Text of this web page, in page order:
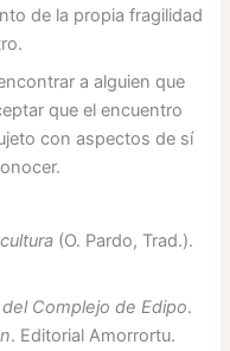
de la propia fragilidad
a alguien que
que el encuentro
con aspectos de sí
(O. Pardo, Trad.).
Complejo de Edipo.
. Editorial Amorrortu.